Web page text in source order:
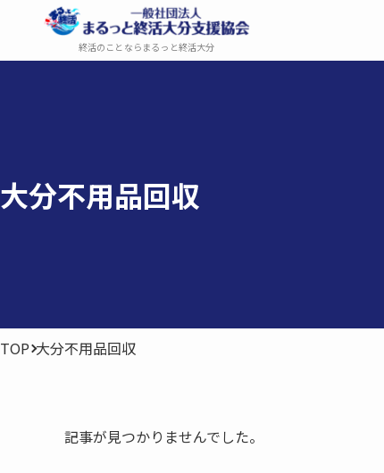
終活のことならまるっと終活大分
大分​不用品回収
TOP 大分不用品回収
記事が見つかりませんでした。